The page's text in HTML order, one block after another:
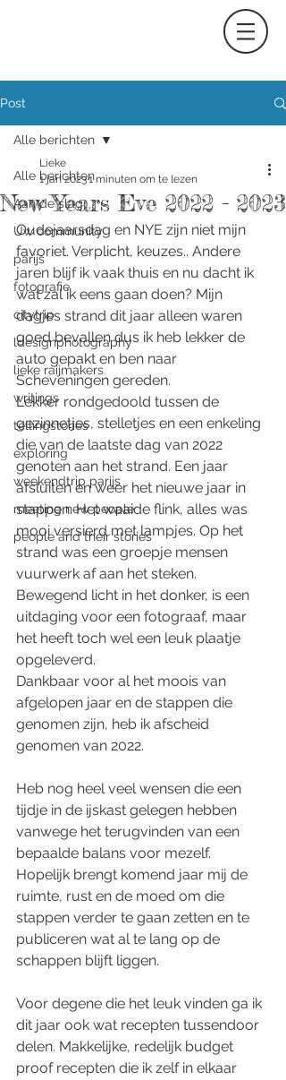
Post
Alle berichten
Aan de slag
Uw community
parijs
fotografie
citytrip
ldesignphotography
lieke raijmakers
writings
tellingstories
exploring
weekendtrip parijs
meeting new people
people and their stories
Alle berichten
New Years Eve 2022 - 2023
Lieke
1 jan 20231 minuten om te lezen
Oudejaarsdag en NYE zijn niet mijn
favoriet. Verplicht, keuzes.. Andere
jaren blijf ik vaak thuis en nu dacht ik
wat zal ik eens gaan doen? Mijn
dagjes strand dit jaar alleen waren
goed bevallen dus ik heb lekker de
auto gepakt en ben naar
Scheveningen gereden.
Lekker rondgedoold tussen de
gezinnetjes, stelletjes en een enkeling
die van de laatste dag van 2022
genoten aan het strand. Een jaar
afsluiten en weer het nieuwe jaar in
stappen. Het waaide flink, alles was
mooi versierd met lampjes. Op het
strand was een groepje mensen
vuurwerk af aan het steken.
Bewegend licht in het donker, is een
uitdaging voor een fotograaf, maar
het heeft toch wel een leuk plaatje
opgeleverd.
Dankbaar voor al het moois van
afgelopen jaar en de stappen die
genomen zijn, heb ik afscheid
genomen van 2022.
Heb nog heel veel wensen die een
tijdje in de ijskast gelegen hebben
vanwege het terugvinden van een
bepaalde balans voor mezelf.
Hopelijk brengt komend jaar mij de
ruimte, rust en de moed om die
stappen verder te gaan zetten en te
publiceren wat al te lang op de
schappen blijft liggen.
Voor degene die het leuk vinden ga ik
dit jaar ook wat recepten tussendoor
delen. Makkelijke, redelijk budget
proof recepten die ik zelf in elkaar